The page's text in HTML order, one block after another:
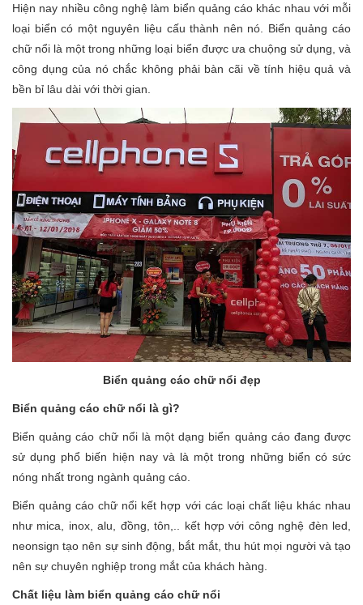
Hiện nay nhiều công nghệ làm biển quảng cáo khác nhau với mỗi
loại biển có một nguyên liệu cấu thành nên nó. Biển quảng cáo
chữ nổi là một trong những loại biển được ưa chuộng sử dụng, và
công dụng của nó chắc không phải bàn cãi về tính hiệu quả và
bền bỉ lâu dài với thời gian.
Biển quảng cáo chữ nổi đẹp
Biển quảng cáo chữ nổi là gì?
Biển quảng cáo chữ nổi là một dạng biển quảng cáo đang được
sử dụng phổ biến hiện nay và là một trong những biển có sức
nóng nhất trong ngành quảng cáo.
Biển quảng cáo chữ nổi kết hợp với các loại chất liệu khác nhau
như mica, inox, alu, đồng, tôn,.. kết hợp với công nghệ đèn led,
neonsign tạo nên sự sinh động, bắt mắt, thu hút mọi người và tạo
nên sự chuyên nghiệp trong mắt của khách hàng.
Chất liệu làm biển quảng cáo chữ nổi